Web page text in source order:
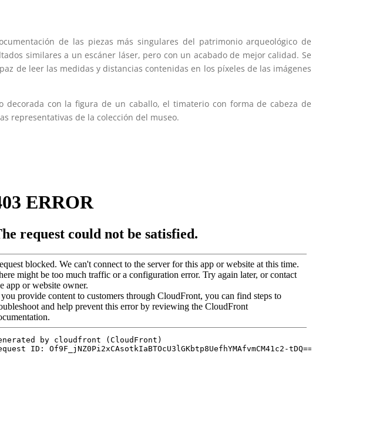
de las piezas más singulares del patrimonio arqueológico de
similares a un escáner láser, pero con un acabado de mejor calidad. Se
de leer las medidas y distancias contenidas en los píxeles de las imágenes
decorada con la figura de un caballo, el timaterio con forma de cabeza de
representativas de la colección del museo.